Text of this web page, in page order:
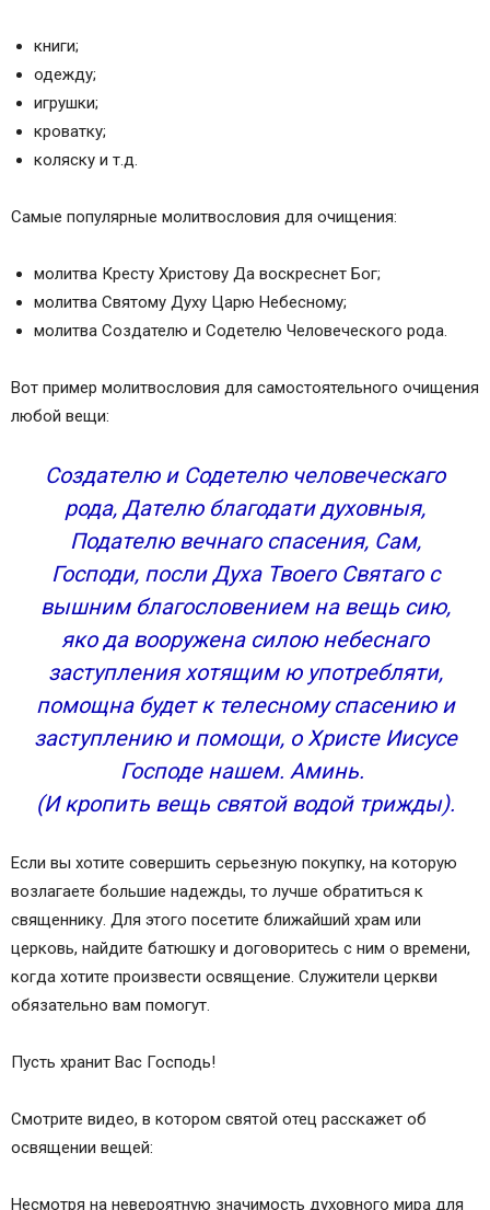
книги;
одежду;
игрушки;
кроватку;
коляску и т.д.
Самые популярные молитвословия для очищения:
молитва Кресту Христову Да воскреснет Бог;
молитва Святому Духу Царю Небесному;
молитва Создателю и Содетелю Человеческого рода.
Вот пример молитвословия для самостоятельного очищения
любой вещи:
Создателю и Содетелю человеческаго
рода, Дателю благодати духовныя,
Подателю вечнаго спасения, Сам,
Господи, посли Духа Твоего Святаго с
вышним благословением на вещь сию,
яко да вооружена силою небеснаго
заступления хотящим ю употребляти,
помощна будет к телесному спасению и
заступлению и помощи, о Христе Иисусе
Господе нашем. Аминь.
(И кропить вещь святой водой трижды).
Если вы хотите совершить серьезную покупку, на которую
возлагаете большие надежды, то лучше обратиться к
священнику. Для этого посетите ближайший храм или
церковь, найдите батюшку и договоритесь с ним о времени,
когда хотите произвести освящение. Служители церкви
обязательно вам помогут.
Пусть хранит Вас Господь!
Смотрите видео, в котором святой отец расскажет об
освящении вещей:
Несмотря на невероятную значимость духовного мира для